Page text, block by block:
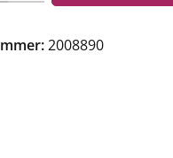
2008890